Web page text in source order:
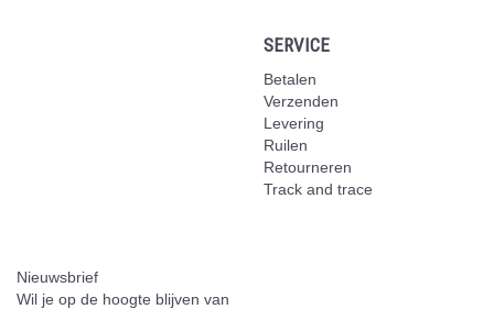
SERVICE
Betalen
Verzenden
Levering
Ruilen
Retourneren
Track and trace
Nieuwsbrief
Wil je op de hoogte blijven van